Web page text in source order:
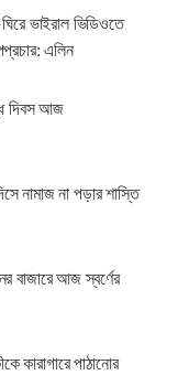
ঘিরে ভাইরাল ভিডিওতে
এলিন
দিবস আজ
নামাজ না পড়ার শাস্তি
বাজারে আজ স্বর্ণের
কারাগারে পাঠানোর